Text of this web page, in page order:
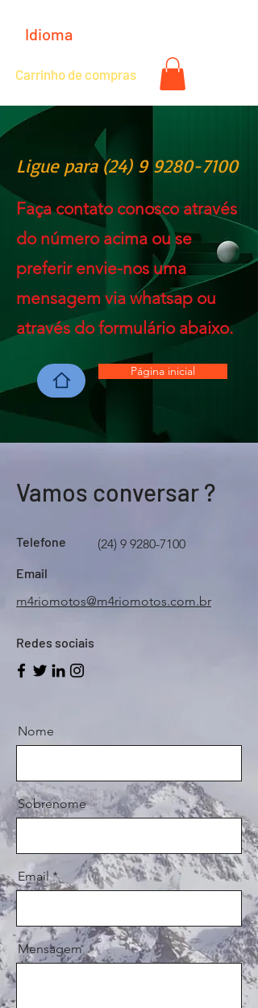
Idioma
Carrinho de compras
Ligue para(24) 9 9280-7100
Faça contato conosco através
do número acima ou se
preferir envie-nos uma
mensagem via whatsap ou
através do formulário abaixo.
Página inicial
Vamos conversar ?
Telefone
(24) 9 9280-7100
Email
m4riomotos@m4riomotos.com.br
Redes sociais
Nome
Sobrenome
Email
Mensagem